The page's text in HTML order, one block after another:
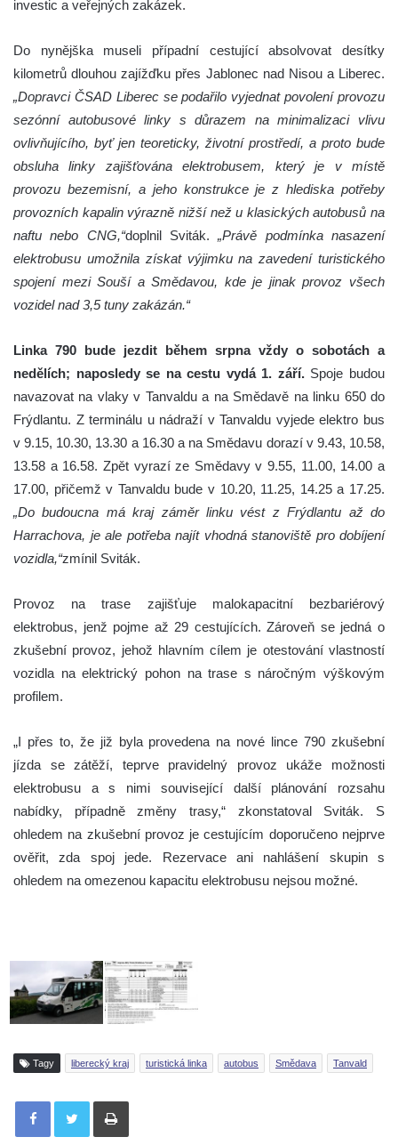
investic a veřejných zakázek.
Do nynějška museli případní cestující absolvovat desítky
kilometrů dlouhou zajížďku přes Jablonec nad Nisou a Liberec.
„Dopravci ČSAD Liberec se podařilo vyjednat povolení provozu
sezónní autobusové linky s důrazem na minimalizaci vlivu
ovlivňujícího, byť jen teoreticky, životní prostředí, a proto bude
obsluha linky zajišťována elektrobusem, který je v místě
provozu bezemisní, a jeho konstrukce je z hlediska potřeby
provozních kapalin výrazně nižší než u klasických autobusů na
naftu nebo CNG,“doplnil Sviták.„Právě podmínka nasazení
elektrobusu umožnila získat výjimku na zavedení turistického
spojení mezi Souší a Smědavou, kde je jinak provoz všech
vozidel nad 3,5 tuny zakázán.“
Linka 790 bude jezdit během srpna vždy o sobotách a
nedělích; naposledy se na cestu vydá 1. září.Spoje budou
navazovat na vlaky v Tanvaldu a na Smědavě na linku 650 do
Frýdlantu. Z terminálu u nádraží v Tanvaldu vyjede elektro bus
v 9.15, 10.30, 13.30 a 16.30 a na Smědavu dorazí v 9.43, 10.58,
13.58 a 16.58. Zpět vyrazí ze Smědavy v 9.55, 11.00, 14.00 a
17.00, přičemž v Tanvaldu bude v 10.20, 11.25, 14.25 a 17.25.
„Do budoucna má kraj záměr linku vést z Frýdlantu až do
Harrachova, je ale potřeba najít vhodná stanoviště pro dobíjení
vozidla,“zmínil Sviták.
Provoz na trase zajišťuje malokapacitní bezbariérový
elektrobus, jenž pojme až 29 cestujících. Zároveň se jedná o
zkušební provoz, jehož hlavním cílem je otestování vlastností
vozidla na elektrický pohon na trase s náročným výškovým
profilem.
„I přes to, že již byla provedena na nové lince 790 zkušební
jízda se zátěží, teprve pravidelný provoz ukáže možnosti
elektrobusu a s nimi související další plánování rozsahu
nabídky, případně změny trasy,“ zkonstatoval Sviták. S
ohledem na zkušební provoz je cestujícím doporučeno nejprve
ověřit, zda spoj jede. Rezervace ani nahlášení skupin s
ohledem na omezenou kapacitu elektrobusu nejsou možné.
Tagy liberecký kraj turistická linka autobus Smědava Tanvald
Tisknout